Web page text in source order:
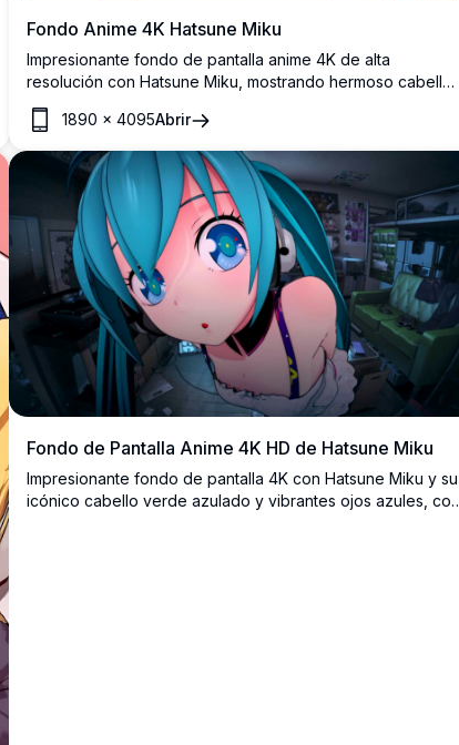
Fondo Anime 4K Hatsune Miku
Impresionante fondo de pantalla anime 4K de alta
resolución con Hatsune Miku, mostrando hermoso cabello
turquesa y cautivadores ojos azul-verde. Arte digital
perfecto que presenta al icónico personaje Vocaloid en
estilo anime detallado con colores vibrantes e ilustración
de calidad premium.
1890 ×4095Abrir
Fondo de Pantalla Anime 4K HD de Hatsune Miku
Impresionante fondo de pantalla 4K con Hatsune Miku y su
icónico cabello verde azulado y vibrantes ojos azules, con